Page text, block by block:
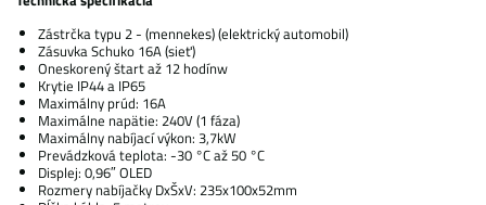
Zástrčka typu 2 - (mennekes) (elektrický automobil)
Zásuvka Schuko 16A (sieť)
Oneskorený štart až 12 hodínw
Krytie IP44 a IP65
Maximálny prúd: 16A
Maximálne napätie: 240V (1 fáza)
Maximálny nabíjací výkon: 3,7kW
Prevádzková teplota: -30 °C až 50 °C
Displej: 0,96″ OLED
Rozmery nabíjačky DxŠxV: 235x100x52mm